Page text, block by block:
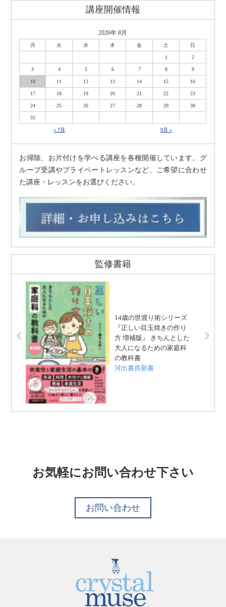
講座開催情報
2026年 8月
月 火 水 木 金 土 日
1 2
3 4 5 6 7 8 9
10 11 12 13 14 15 16
17 18 19 20 21 22 23
24 25 26 27 28 29 30
31
« 7月 9月 »
お掃除、お片付けを学べる講座を各種開催しています。グ
ループ受講やプライベートレッスンなど、ご希望に合わせ
た講座・レッスンをお選びください。
監修書籍
14歳の世渡り術シリーズ
『正しい目玉焼きの作り
方 増補版』 きちんとした
大人になるための家庭科
の教科書
河出書房新書
お気軽にお問い合わせ下さい
お問い合わせ